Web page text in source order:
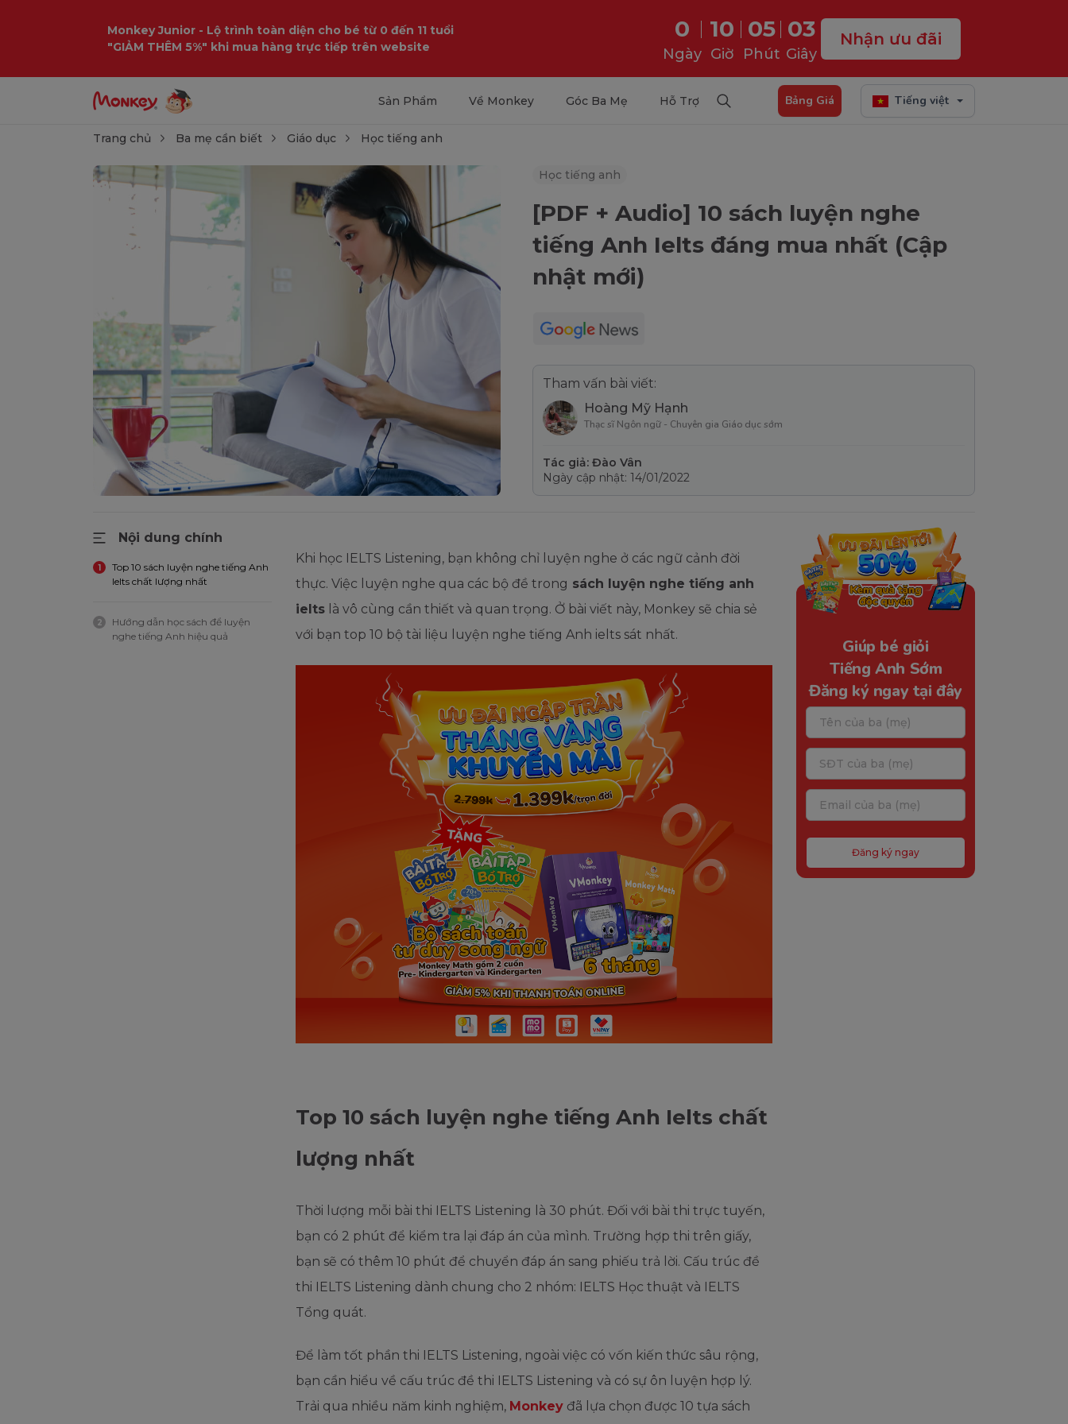
Monkey Junior - Lộ trình toàn diện cho bé từ 0 đến 11 tuổi
"GIẢM THÊM 5%" khi mua hàng trực tiếp trên website
0
Ngày
10
Giờ
05
Phút
02
Giây
Nhận ưu đãi
Sản Phẩm Về Monkey Góc Ba Mẹ Hỗ Trợ Bảng Giá Tiếng việt
Trang chủ Ba mẹ cần biết Giáo dục Học tiếng anh
Học tiếng anh
[PDF + Audio] 10 sách luyện nghe
tiếng Anh Ielts đáng mua nhất (Cập
nhật mới)
Tham vấn bài viết:
Hoàng Mỹ Hạnh
Thạc sĩ Ngôn ngữ - Chuyên gia Giáo dục sớm
Tác giả: Đào Vân
Ngày cập nhật: 14/01/2022
Nội dung chính
1
Top 10 sách luyện nghe tiếng Anh
Ielts chất lượng nhất
2
Hướng dẫn học sách để luyện
nghe tiếng Anh hiệu quả
Khi học IELTS Listening, bạn không chỉ luyện nghe ở các ngữ cảnh đời
thực. Việc luyện nghe qua các bộ đề trong sách luyện nghe tiếng anh
ielts là vô cùng cần thiết và quan trọng. Ở bài viết này, Monkey sẽ chia sẻ
với bạn top 10 bộ tài liệu luyện nghe tiếng Anh ielts sát nhất.
Top 10 sách luyện nghe tiếng Anh Ielts chất
lượng nhất
Thời lượng mỗi bài thi IELTS Listening là 30 phút. Đối với bài thi trực tuyến,
bạn có 2 phút để kiểm tra lại đáp án của mình. Trường hợp thi trên giấy,
bạn sẽ có thêm 10 phút để chuyển đáp án sang phiếu trả lời. Cấu trúc đề
thi IELTS Listening dành chung cho 2 nhóm: IELTS Học thuật và IELTS
Tổng quát.
Để làm tốt phần thi IELTS Listening, ngoài việc có vốn kiến thức sâu rộng,
bạn cần hiểu về cấu trúc đề thi IELTS Listening và có sự ôn luyện hợp lý.
Trải qua nhiều năm kinh nghiệm, Monkey đã lựa chọn được 10 tựa sách
Giúp bé giỏi
Tiếng Anh Sớm
Đăng ký ngay tại đây
Đăng ký ngay